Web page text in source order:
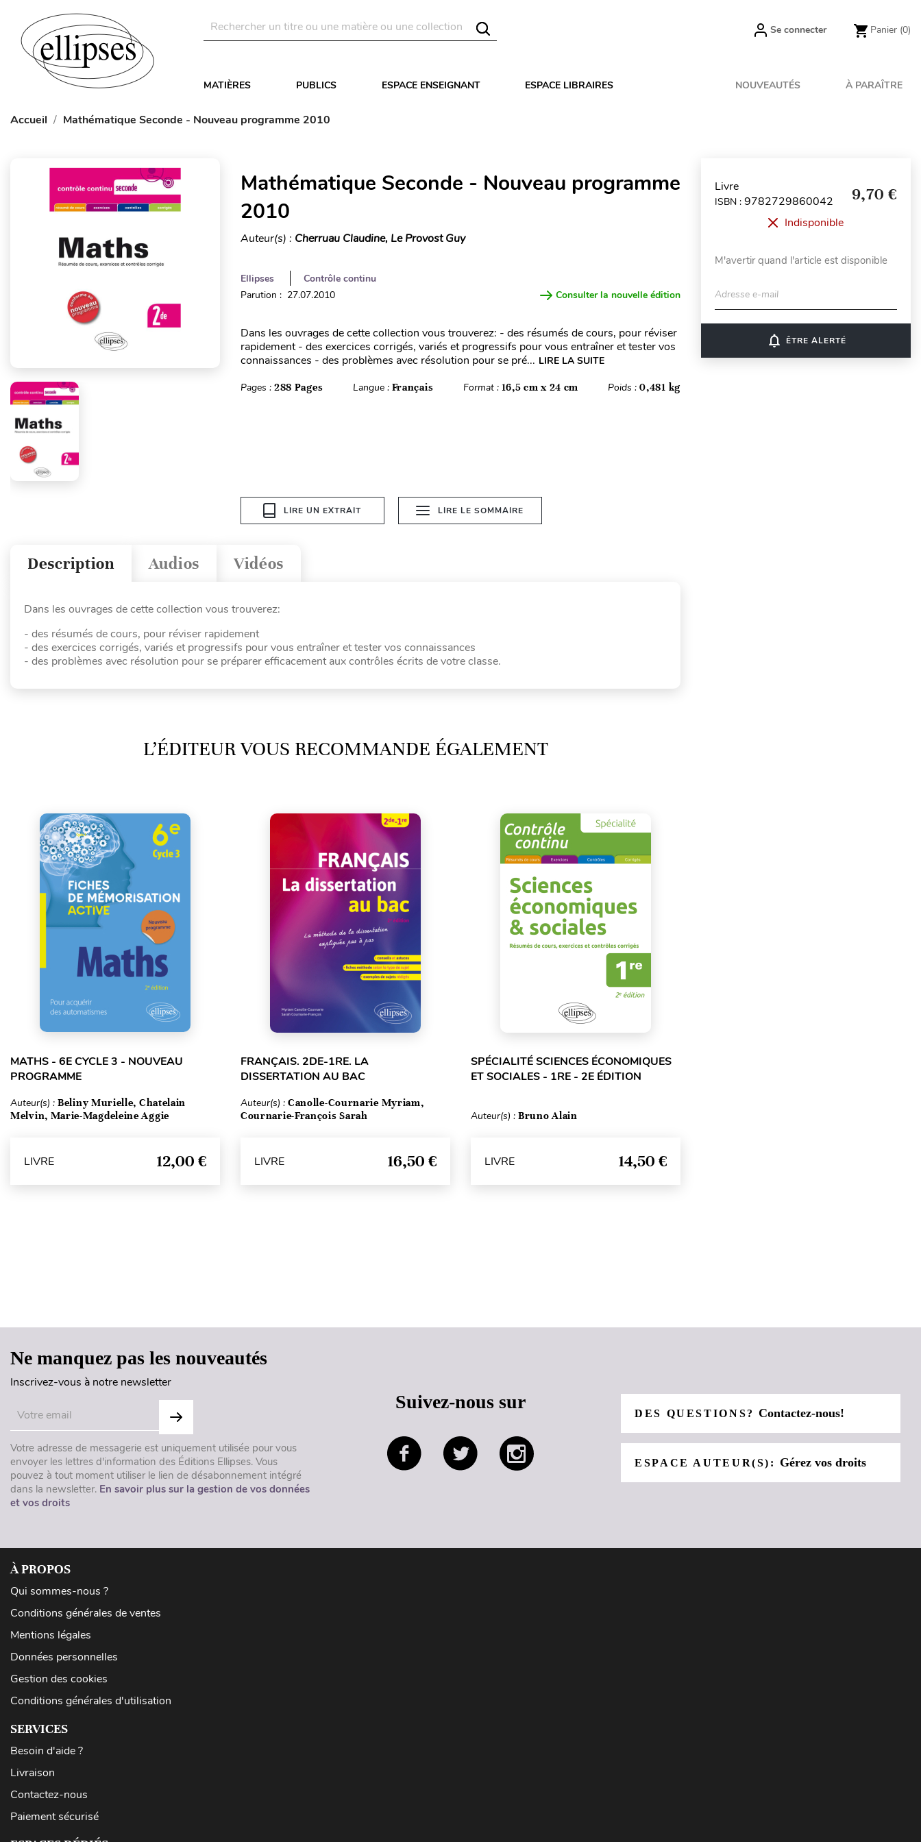
Se connecter Panier (0)
MATIÈRES PUBLICS ESPACE ENSEIGNANT ESPACE LIBRAIRES NOUVEAUTÉS À PARAÎTRE
Accueil Mathématique Seconde - Nouveau programme 2010
Mathématique Seconde - Nouveau programme
2010
Auteur(s) : Cherruau Claudine, Le Provost Guy
Ellipses
Contrôle continu
Parution : 27.07.2010
Consulter la nouvelle édition
Dans les ouvrages de cette collection vous trouverez: - des résumés de cours, pour réviser
rapidement - des exercices corrigés, variés et progressifs pour vous entraîner et tester vos
connaissances - des problèmes avec résolution pour se pré... LIRE LA SUITE
Pages : 288 Pages Langue : Français Format : 16,5 cm x 24 cm Poids :0,481 kg
LIRE UN EXTRAIT LIRE LE SOMMAIRE
Vidéos
Audios
Description
Dans les ouvrages de cette collection vous trouverez:
- des résumés de cours, pour réviser rapidement
- des exercices corrigés, variés et progressifs pour vous entraîner et tester vos connaissances
- des problèmes avec résolution pour se préparer efficacement aux contrôles écrits de votre classe.
L’ÉDITEUR VOUS RECOMMANDE ÉGALEMENT
MATHS - 6E CYCLE 3 - NOUVEAU
PROGRAMME
Auteur(s) : Beliny Murielle, Chatelain
Melvin, Marie-Magdeleine Aggie
LIVRE 12,00 €
FRANÇAIS. 2DE-1RE. LA
DISSERTATION AU BAC
Auteur(s) : Canolle-Cournarie Myriam,
Cournarie-François Sarah
LIVRE 16,50 €
SPÉCIALITÉ SCIENCES ÉCONOMIQUES
ET SOCIALES - 1RE - 2E ÉDITION
Auteur(s) : Bruno Alain
LIVRE 14,50 €
Livre
ISBN : 9782729860042 9,70 €
Indisponible
M'avertir quand l'article est disponible
Adresse e-mail
notifications_none ÊTRE ALERTÉ
Ne manquez pas les nouveautés
Inscrivez-vous à notre newsletter
Votre adresse de messagerie est uniquement utilisée pour vous
envoyer les lettres d'information des Éditions Ellipses. Vous
pouvez à tout moment utiliser le lien de désabonnement intégré
dans la newsletter. En savoir plus sur la gestion de vos données
et vos droits
Suivez-nous sur
DES QUESTIONS?Contactez-nous!
ESPACE AUTEUR(S): Gérez vos droits
À PROPOS
Qui sommes-nous ?
Conditions générales de ventes
Mentions légales
Données personnelles
Gestion des cookies
Conditions générales d'utilisation
SERVICES
Besoin d'aide ?
Livraison
Contactez-nous
Paiement sécurisé